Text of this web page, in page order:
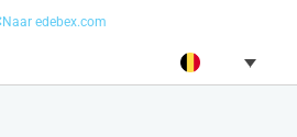
Naar edebex.com